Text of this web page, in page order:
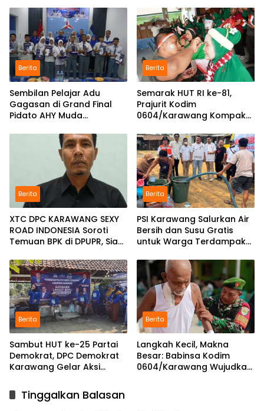
Berita
Sembilan Pelajar Adu
Gagasan di Grand Final
Pidato AHY Muda
Tingkat Nasional
Berita
Semarak HUT RI ke-81,
Prajurit Kodim
0604/Karawang Kompak
Berita
XTC DPC KARAWANG SEXY
ROAD INDONESIA Soroti
Temuan BPK di DPUPR, Siap
ke Kejati
Berita
PSI Karawang Salurkan Air
Bersih dan Susu Gratis
untuk Warga Terdampak
Selatan
Berita
Sambut HUT ke-25 Partai
Demokrat, DPC Demokrat
Karawang Gelar Aksi
Ciampel
Berita
Langkah Kecil, Makna
Besar: Babinsa Kodim
0604/Karawang Wujudkan
Tinggalkan Balasan